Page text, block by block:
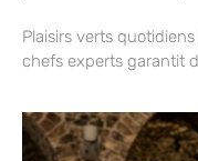
Plaisirs verts
chefs experts garantit